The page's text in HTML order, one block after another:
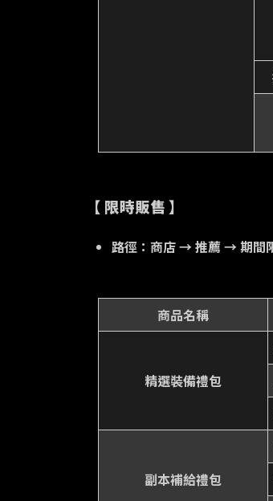
【 限時販售 】
路徑：商店 → 推薦 → 期間
商品名稱
精選裝備禮包
副本補給禮包